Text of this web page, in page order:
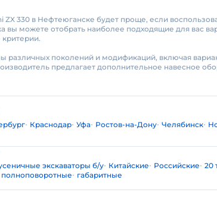
ZX 330 в Нефтеюганске будет проще, если
можете отобрать наиболее подходящие для вас
различных поколений и модификаций, включая
предлагает дополнительное навесное
Краснодар Уфа Ростов-на-Дону Челябинск
экскаваторы б/у Китайские Российские 20
полноповоротные габаритные